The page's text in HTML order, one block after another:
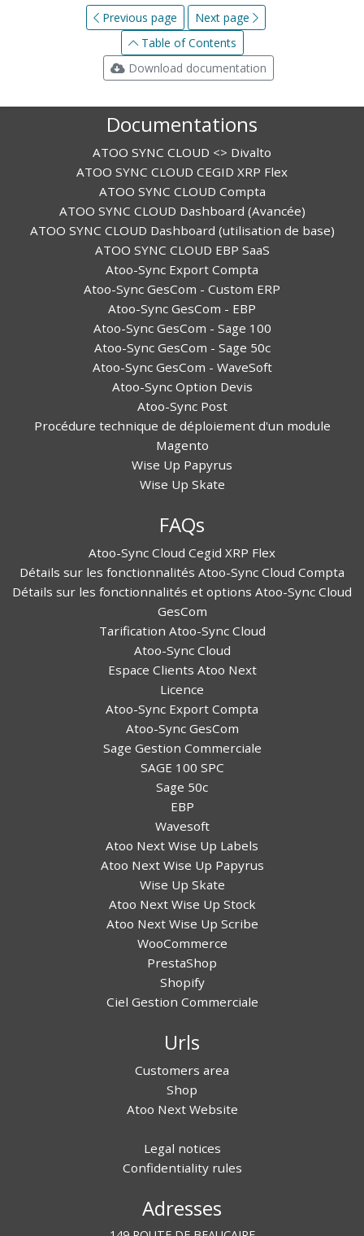
Previous page
Next page
Table of Contents
Download documentation
Documentations
ATOO SYNC CLOUD <> Divalto
ATOO SYNC CLOUD CEGID XRP Flex
ATOO SYNC CLOUD Compta
ATOO SYNC CLOUD Dashboard (Avancée)
ATOO SYNC CLOUD Dashboard (utilisation de base)
ATOO SYNC CLOUD EBP SaaS
Atoo-Sync Export Compta
Atoo-Sync GesCom - Custom ERP
Atoo-Sync GesCom - EBP
Atoo-Sync GesCom - Sage 100
Atoo-Sync GesCom - Sage 50c
Atoo-Sync GesCom - WaveSoft
Atoo-Sync Option Devis
Atoo-Sync Post
Procédure technique de déploiement d'un module
Magento
Wise Up Papyrus
Wise Up Skate
FAQs
Atoo-Sync Cloud Cegid XRP Flex
Détails sur les fonctionnalités Atoo-Sync Cloud Compta
Détails sur les fonctionnalités et options Atoo-Sync Cloud
GesCom
Tarification Atoo-Sync Cloud
Atoo-Sync Cloud
Espace Clients Atoo Next
Licence
Atoo-Sync Export Compta
Atoo-Sync GesCom
Sage Gestion Commerciale
SAGE 100 SPC
Sage 50c
EBP
Wavesoft
Atoo Next Wise Up Labels
Atoo Next Wise Up Papyrus
Wise Up Skate
Atoo Next Wise Up Stock
Atoo Next Wise Up Scribe
WooCommerce
PrestaShop
Shopify
Ciel Gestion Commerciale
Urls
Customers area
Shop
Atoo Next Website
Legal notices
Confidentiality rules
Adresses